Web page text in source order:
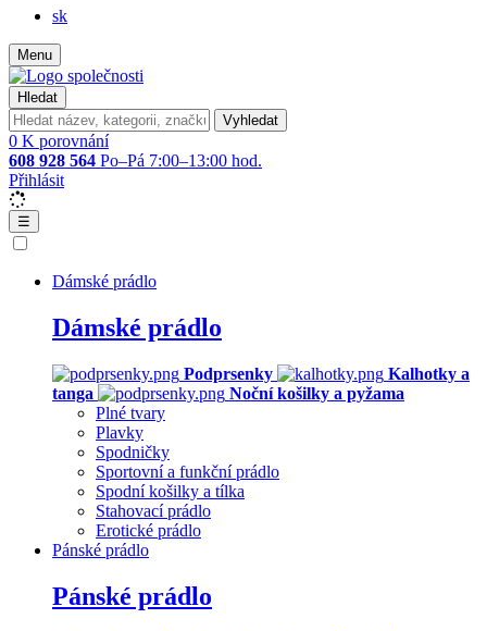
sk
Menu
Hledat
Vyhledat
0 K porovnání
608 928 564 Po–Pá 7:00–13:00 hod.
Přihlásit
☰
Dámské prádlo
Dámské prádlo
Podprsenky
Kalhotky a
tanga
Noční košilky a pyžama
Plné tvary
Plavky
Spodničky
Sportovní a funkční prádlo
Spodní košilky a tílka
Stahovací prádlo
Erotické prádlo
Pánské prádlo
Pánské prádlo